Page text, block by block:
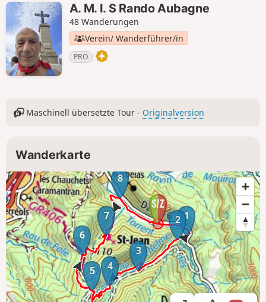
A. M. I. S Rando Aubagne
48 Wanderungen
Verein/ Wanderführer/in
PRO
Maschinell übersetzte Tour - Originalversion
Wanderkarte
1
2
3
4
5
6
7
8